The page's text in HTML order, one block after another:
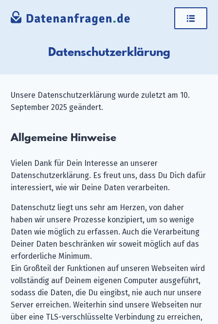
Datenschutzerklärung
Unsere Datenschutzerklärung wurde zuletzt am 10.
September 2025 geändert.
Allgemeine Hinweise
Vielen Dank für Dein Interesse an unserer
Datenschutzerklärung. Es freut uns, dass Du Dich dafür
interessiert, wie wir Deine Daten verarbeiten.
Datenschutz liegt uns sehr am Herzen, von daher
haben wir unsere Prozesse konzipiert, um so wenige
Daten wie möglich zu erfassen. Auch die Verarbeitung
Deiner Daten beschränken wir soweit möglich auf das
erforderliche Minimum.
Ein Großteil der Funktionen auf unseren Webseiten wird
vollständig auf Deinem eigenen Computer ausgeführt,
sodass die Daten, die Du eingibst, nie auch nur unsere
Server erreichen. Weiterhin sind unsere Webseiten nur
über eine TLS-verschlüsselte Verbindung zu erreichen,